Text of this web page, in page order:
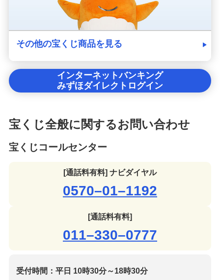
その他の宝くじ商品を見る
インターネットバンキング
みずほダイレクトログイン
宝くじ全般に関するお問い合わせ
宝くじコールセンター
[通話料有料] ナビダイヤル
0570–01–1192
[通話料有料]
011–330–0777
受付時間：平日 10時30分～18時30分